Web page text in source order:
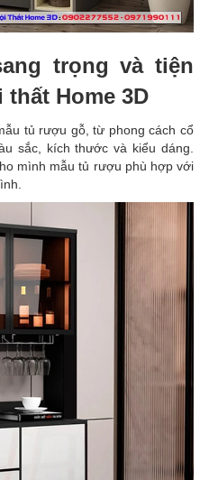
trọng và tiện
Home 3D
tủ rượu gỗ, từ phong cách cổ
sắc, kích thước và kiểu dáng.
mình mẫu tủ rượu phù hợp với